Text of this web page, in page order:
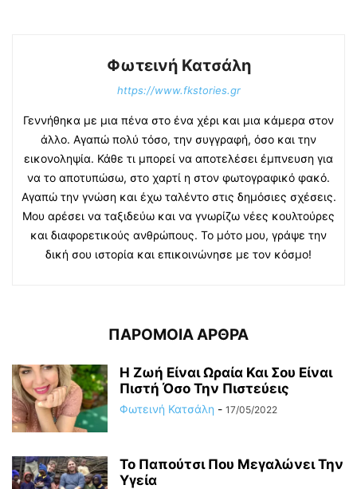
Φωτεινή Κατσάλη
https://www.fkstories.gr
Γεννήθηκα με μια πένα στο ένα χέρι και μια κάμερα στον
άλλο. Αγαπώ πολύ τόσο, την συγγραφή, όσο και την
εικονοληψία. Κάθε τι μπορεί να αποτελέσει έμπνευση για
να το αποτυπώσω, στο χαρτί η στον φωτογραφικό φακό.
Αγαπώ την γνώση και έχω ταλέντο στις δημόσιες σχέσεις.
Μου αρέσει να ταξιδεύω και να γνωρίζω νέες κουλτούρες
και διαφορετικούς ανθρώπους. Το μότο μου, γράψε την
δική σου ιστορία και επικοινώνησε με τον κόσμο!
ΠΑΡΟΜΟΙΑ ΑΡΘΡΑ
Η Ζωή Eίναι Ωραία Και Σου Είναι
Πιστή Όσο Την Πιστεύεις
Φωτεινή Κατσάλη - 17/05/2022
Το Παπούτσι Που Μεγαλώνει Την
Υγεία